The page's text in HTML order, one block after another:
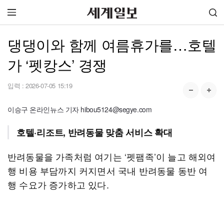
댕댕이와 함께 여름휴가를…호텔
가 ‘펫캉스’ 경쟁
입력 : 2026-07-05 15:19
이승구 온라인뉴스 기자 hibou5124@segye.com
호텔·리조트, 반려동물 맞춤 서비스 확대
반려동물을 가족처럼 여기는 ‘펫팸족’이 늘고 해외여
행 비용 부담까지 커지면서 국내 반려동물 동반 여
행 수요가 증가하고 있다.